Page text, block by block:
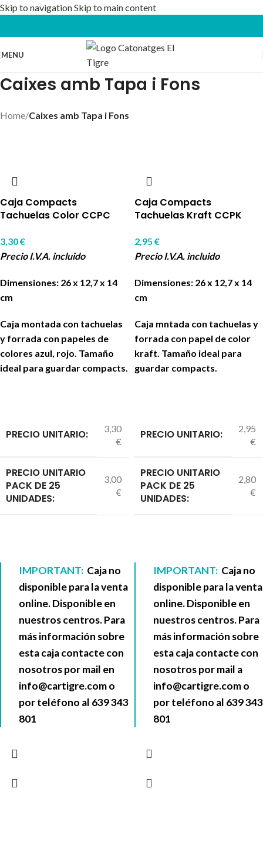
Skip to navigationSkip to main content
MENU
Caixes amb Tapa i Fons
Home/Caixes amb Tapa i Fons
Caja Compacts
Tachuelas Color CCPC
3,30€
Precio I.V.A. incluido
Dimensiones: 26 x 12,7 x 14
cm
Caja montada con tachuelas
y forrada con papeles de
colores azul, rojo. Tamaño
ideal para guardar compacts.
PRECIO UNITARIO:
3,30
€
PRECIO UNITARIO
PACK DE 25
UNIDADES:
3,00
€
IMPORTANT: Caja no
disponible para la venta
online. Disponible en
nuestros centros. Para
más información sobre
esta caja contacte con
nosotros por mail en
info@cartigre.como
por teléfono al 639 343
801
Caja Compacts
Tachuelas Kraft CCPK
2,95 €
Precio I.V.A. incluido
Dimensiones: 26 x 12,7 x 14
cm
Caja mntada con tachuelas y
forrada con papel de color
kraft. Tamaño ideal para
guardar compacts.
PRECIO UNITARIO:
2,95
€
PRECIO UNITARIO
PACK DE 25
UNIDADES:
2,80
€
IMPORTANT: Caja no
disponible para la venta
online. Disponible en
nuestros centros. Para
más información sobre
esta caja contacte con
nosotros por mail a
info@cartigre.como
por teléfono al 639 343
801